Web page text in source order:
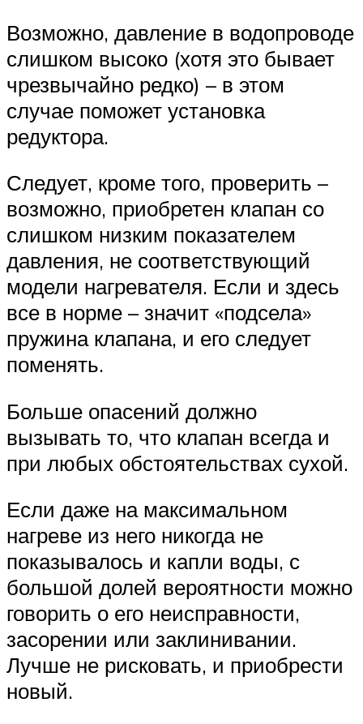
Возможно, давление в водопроводе
слишком высоко (хотя это бывает
чрезвычайно редко) – в этом
случае поможет установка
редуктора.
Следует, кроме того, проверить –
возможно, приобретен клапан со
слишком низким показателем
давления, не соответствующий
модели нагревателя. Если и здесь
все в норме – значит «подсела»
пружина клапана, и его следует
поменять.
Больше опасений должно
вызывать то, что клапан всегда и
при любых обстоятельствах сухой.
Если даже на максимальном
нагреве из него никогда не
показывалось и капли воды, с
большой долей вероятности можно
говорить о его неисправности,
засорении или заклинивании.
Лучше не рисковать, и приобрести
новый.